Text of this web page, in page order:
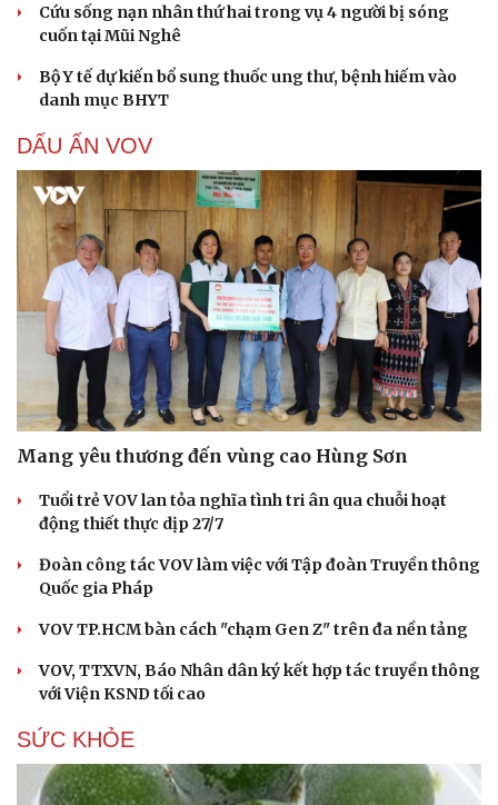
Cứu sống nạn nhân thứ hai trong vụ 4 người bị sóng
cuốn tại Mũi Nghê
Bộ Y tế dự kiến bổ sung thuốc ung thư, bệnh hiếm vào
danh mục BHYT
DẤU ẤN VOV
Mang yêu thương đến vùng cao Hùng Sơn
Tuổi trẻ VOV lan tỏa nghĩa tình tri ân qua chuỗi hoạt
động thiết thực dịp 27/7
Đoàn công tác VOV làm việc với Tập đoàn Truyền thông
Quốc gia Pháp
VOV TP.HCM bàn cách "chạm Gen Z" trên đa nền tảng
VOV, TTXVN, Báo Nhân dân ký kết hợp tác truyền thông
với Viện KSND tối cao
SỨC KHỎE